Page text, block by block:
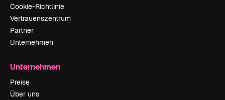
Cookie-Richtlinie
Vertrauenszentrum
Partner
Unternehmen
Unternehmen
Preise
Über uns